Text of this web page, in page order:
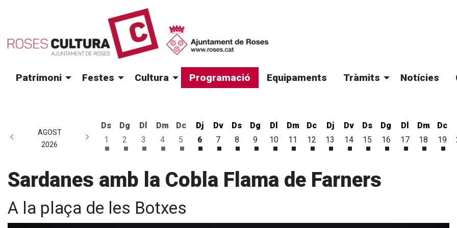
Patrimoni Festes Cultura Programació Equipaments Tràmits Notícies
AGOST
2026
Ds
1
Dissabte 1 d'agost
Dg
2
Diumenge 2 d'agost
Dl
3
Dilluns 3 d'agost
Dm
4
Dimarts 4 d'agost
Dc
5
Dimecres 5 d'agost
Dj
6
Dijous 6 d'agost
Dv
7
Divendres 7 d'agost
Ds
8
Dissabte 8 d'agost
Dg
9
Diumenge 9 d'agost
Dl
10
Dilluns 10 d'agost
Dm
11
Dimarts 11 d'agost
Dc
12
Dimecres 12 d'agost
Dj
13
Dijous 13 d'agost
Dv
14
Divendres 14 d'agost
Ds
15
Dissabte 15 d'agost
Dg
16
Diumenge 16
Dl
17
Dilluns 17
Dm
18
Dimarts
Dc
19
Sardanes amb la Cobla Flama de Farners
A la plaça de les Botxes